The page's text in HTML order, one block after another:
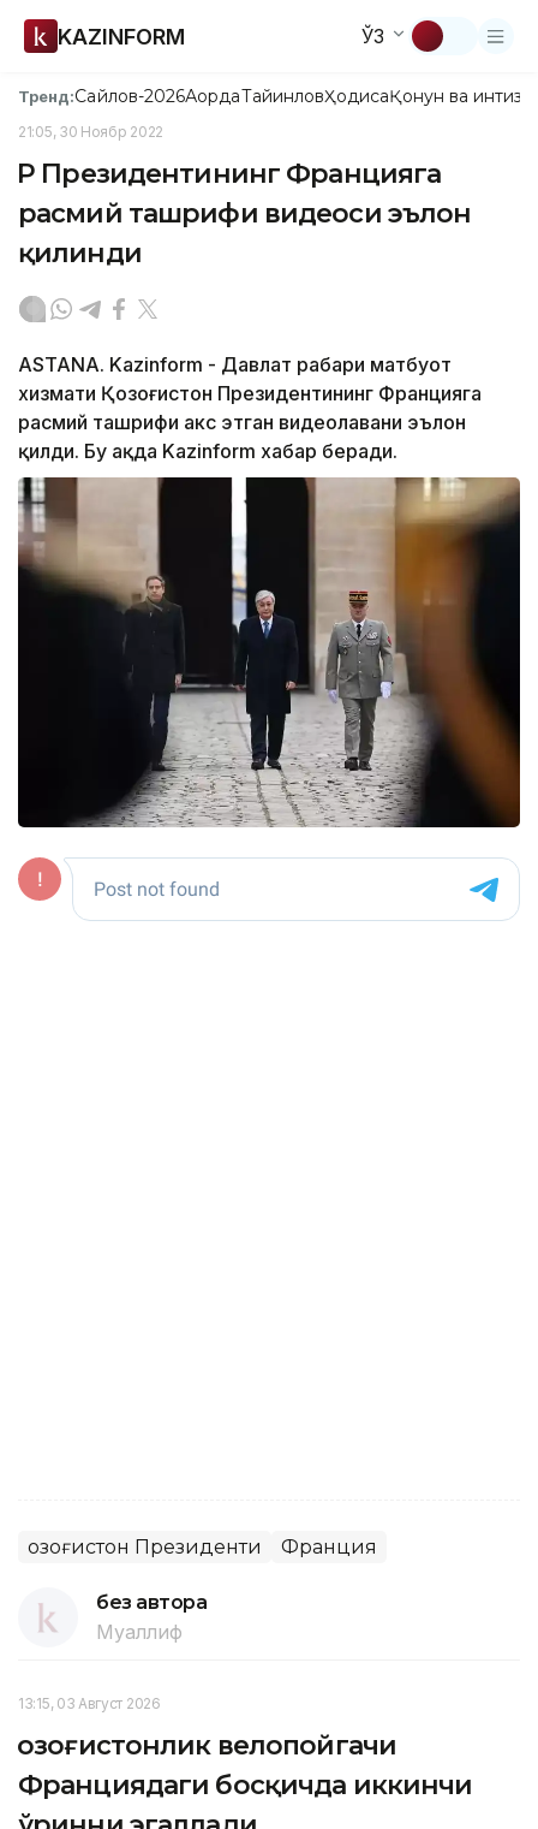
KAZINFORM ЎЗ
Тренд:Сайлов-2026АқордаТайинловҲодисаҚонун ва
21:05, 30 Ноябр 2022
ҚР Президентининг Францияга
расмий ташрифи видеоси эълон
қилинди
ASTANA. Kazinform - Давлат раҳбари матбуот
хизмати Қозоғистон Президентининг Францияга
расмий ташрифи акс этган видеолавҳани эълон
қилди. Бу ҳақда Kazinform хабар беради.
Қозоғистон Президенти Франция
без автора
Муаллиф
13:15, 03 Август 2026
Қозоғистонлик велопойгачи
Франциядаги босқичда иккинчи